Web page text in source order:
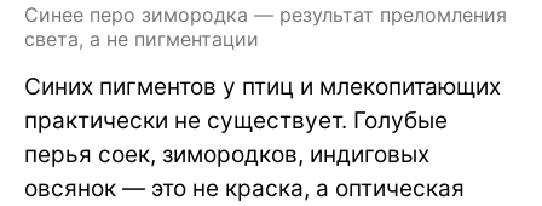
Синее перо зимородка — результат преломления
света, а не пигментации
Синих пигментов у птиц и млекопитающих
практически не существует. Голубые
перья соек, зимородков, индиговых
овсянок — это не краска, а оптическая